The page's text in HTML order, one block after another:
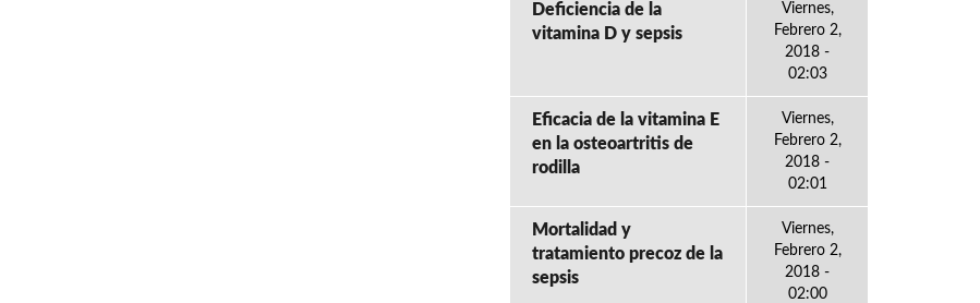
Deficiencia de la
vitamina D y sepsis
Viernes,
Febrero 2,
2018 -
02:03
Eficacia de la vitamina E
en la osteoartritis de
rodilla
Viernes,
Febrero 2,
2018 -
02:01
Mortalidad y
tratamiento precoz de la
sepsis
Viernes,
Febrero 2,
2018 -
02:00